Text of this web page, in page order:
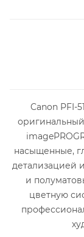
Canon PFI-
насыщенные,
детализацией
и
цветную